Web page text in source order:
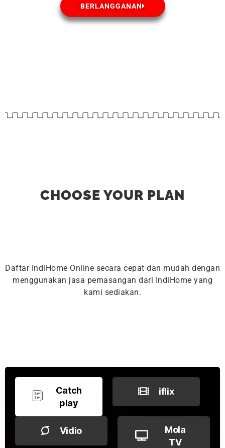
BERLANGGANAN
CHOOSE YOUR PLAN
Daftar IndiHome Online secara cepat dan mudah dengan
menggunakan jasa pemasangan dari IndiHome yang
kami sediakan.
Catch
play
iflix
Vidio
Mola
TV